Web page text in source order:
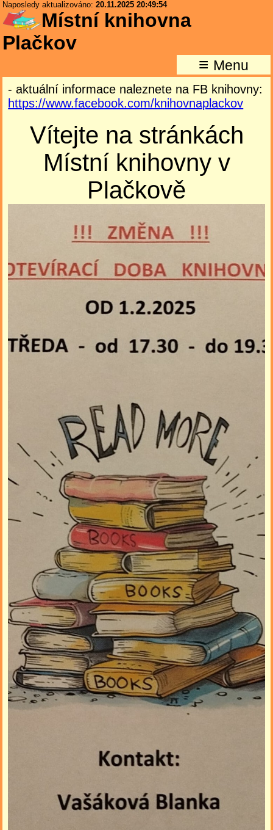
Naposledy aktualizováno:20.11.2025 20:49:54
Místní knihovna
Plačkov
≡ Menu
- aktuální informace naleznete na FB knihovny:
https://www.facebook.com/knihovnaplackov
Vítejte na stránkách
Místní knihovny v
Plačkově